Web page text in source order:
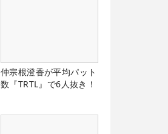
仲宗根澄香が平均パット
数『TRTL』で6人抜き！